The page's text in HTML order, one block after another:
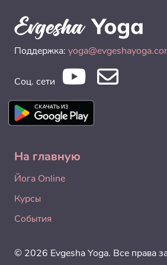
Поддержка:
Соц. сети
На главную
Йога Online
Курсы
События
© 2026 Evgesha Yoga. Все права